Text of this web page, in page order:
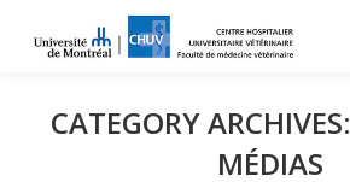
CATEGORY ARCHIVES:
MÉDIAS